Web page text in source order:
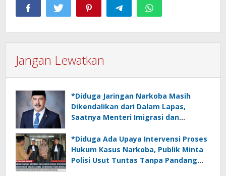
Jangan Lewatkan
*Diduga Jaringan Narkoba Masih
Dikendalikan dari Dalam Lapas,
Saatnya Menteri Imigrasi dan
*Diduga Ada Upaya Intervensi Proses
Hukum Kasus Narkoba, Publik Minta
Polisi Usut Tuntas Tanpa Pandang